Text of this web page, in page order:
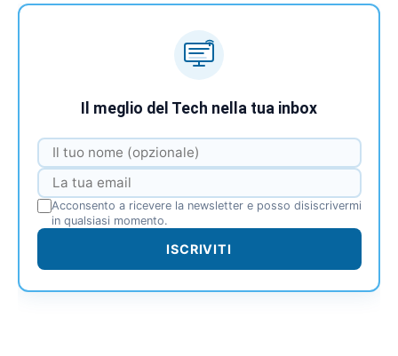
Il meglio del Tech nella tua inbox
Acconsento a ricevere la newsletter e posso disiscrivermi
in qualsiasi momento.
ISCRIVITI